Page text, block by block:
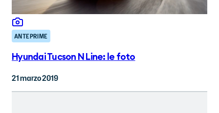
ANTEPRIME
Hyundai Tucson N Line: le foto
21 marzo 2019